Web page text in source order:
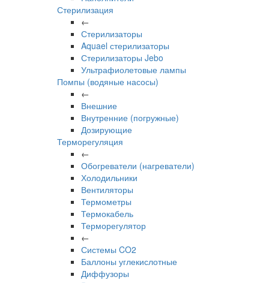
Стерилизация
←
Стерилизаторы
Aquael стерилизаторы
Стерилизаторы Jebo
Ультрафиолетовые лампы
Помпы (водяные насосы)
←
Внешние
Внутренние (погружные)
Дозирующие
Терморегуляция
←
Обогреватели (нагреватели)
Холодильники
Вентиляторы
Термометры
Термокабель
Терморегулятор
←
Системы CO2
Баллоны углекислотные
Диффузоры